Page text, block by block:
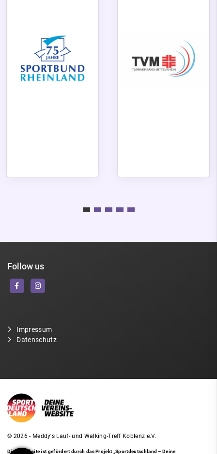
Follow us
Impressum
Datenschutz
© 2026 - Meddy's Lauf- und Walking-Treff Koblenz e.V.
Diese Website ist gefördert durch das Projekt„Sportdeutschland – Deine